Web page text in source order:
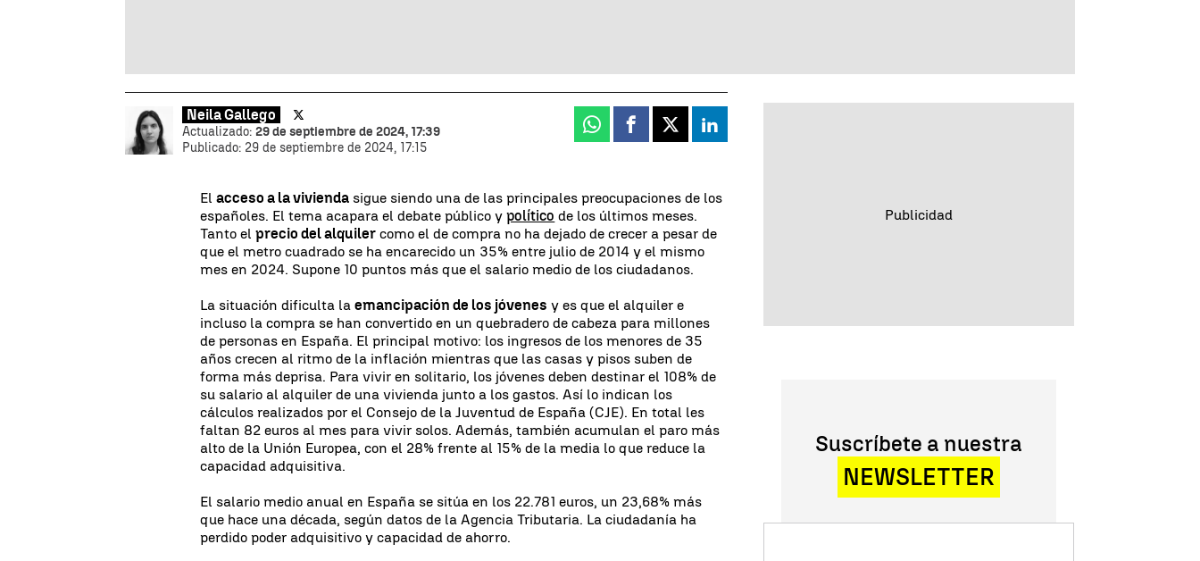
Neila Gallego
Actualizado: 29 de septiembre de 2024, 17:39
Publicado: 29 de septiembre de 2024, 17:15
Whatsapp
Facebook
X Linkedin
Elacceso a la vivienda sigue siendo una de las principales preocupaciones de los
españoles. El tema acapara el debate público ypolítico de los últimos meses.
Tanto elprecio del alquiler como el de compra no ha dejado de crecer a pesar de
que el metro cuadrado se ha encarecido un 35% entre julio de 2014 y el mismo
mes en 2024. Supone 10 puntos más que el salario medio de los ciudadanos.
La situación dificulta laemancipación de los jóvenes y es que el alquiler e
incluso la compra se han convertido en un quebradero de cabeza para millones
de personas en España. El principal motivo: los ingresos de los menores de 35
años crecen al ritmo de la inflación mientras que las casas y pisos suben de
forma más deprisa. Para vivir en solitario, los jóvenes deben destinar el 108% de
su salario al alquiler de una vivienda junto a los gastos. Así lo indican los
cálculos realizados por el Consejo de la Juventud de España (CJE). En total les
faltan 82 euros al mes para vivir solos. Además, también acumulan el paro más
alto de la Unión Europea, con el 28% frente al 15% de la media lo que reduce la
capacidad adquisitiva.
El salario medio anual en España se sitúa en los 22.781 euros, un 23,68% más
que hace una década, según datos de la Agencia Tributaria. La ciudadanía ha
perdido poder adquisitivo y capacidad de ahorro.
Suscríbete a nuestra
NEWSLETTER